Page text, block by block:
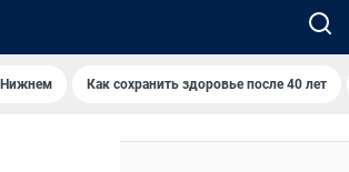
Нижнем Как сохранить здоровье после 40 лет